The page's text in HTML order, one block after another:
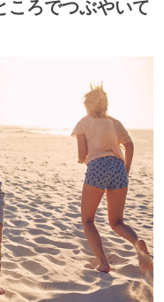
ころでつぶやいて